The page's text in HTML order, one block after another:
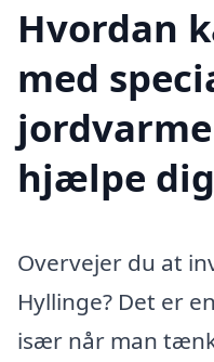
Hvordan
med
hjælpe
Overvejer du at
Hyllinge? Det er
især når man